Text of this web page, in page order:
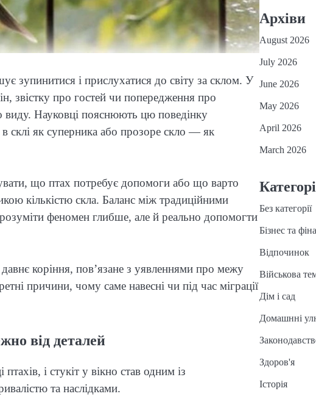
зупинитися і прислухатися до світу за склом. У
звістку про гостей чи попередження про
виду. Науковці пояснюють цю поведінку
склі як суперника або прозоре скло — як
що птах потребує допомоги або що варто
кількістю скла. Баланс між традиційними
феномен глибше, але й реально допомогти
коріння, пов’язане з уявленнями про межу
причини, чому саме навесні чи під час міграції
від деталей
і стукіт у вікно став одним із
та наслідками.
Архіви
August 2026
July 2026
June 2026
May 2026
April 2026
March 2026
Без категорії
Бізнес та
Відпочинок
Військова
Дім і сад
Домашнні
Здоров'я
Історія